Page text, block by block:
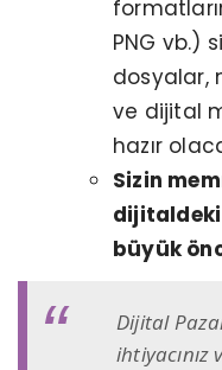
PNG vb.)
dosyalar,
ve dijital
hazır
Sizin
dijitaldeki
büyük
Dijital
ihtiyacınız